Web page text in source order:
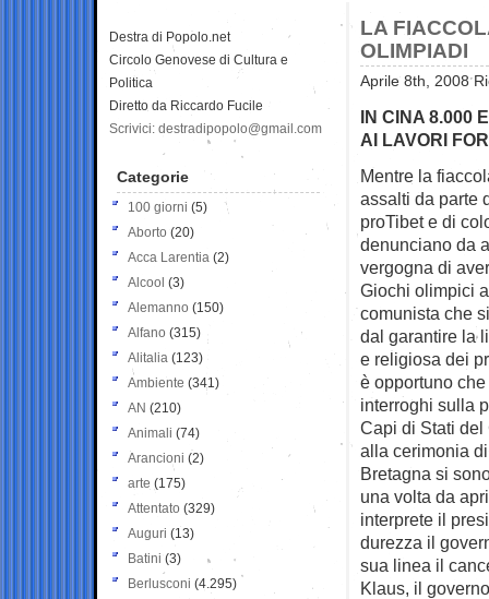
LA
OLIMPIADI
Aprile 8th, 2008
IN CINA 8.000
AI LAVORI
Mentre la
assalti da parte
proTibet e di
denunciano da
vergogna di
Giochi olimpici
comunista che
dal garantire la
e religiosa dei
è opportuno che
interroghi sulla
Capi di Stati del
alla cerimonia
Bretagna si
una volta da
interprete il
durezza il
sua linea il
Klaus, il
Destra di Popolo.net
Circolo Genovese di Cultura e
Politica
Diretto da Riccardo Fucile
Scrivici: destradipopolo@gmail.com
Categorie
100 giorni (5)
Aborto (20)
Acca Larentia (2)
Alcool (3)
Alemanno (150)
Alfano (315)
Alitalia (123)
Ambiente (341)
AN (210)
Animali (74)
Arancioni (2)
arte (175)
Attentato (329)
Auguri (13)
Batini (3)
Berlusconi (4.295)